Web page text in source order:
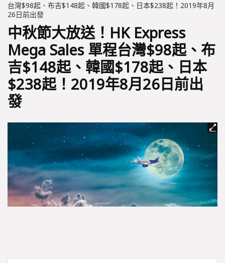
台灣$98起、布吉$148起、韓國$178起、日本$238起！2019年8月
26日前出發
中秋節大放送！HK Express
Mega Sales 單程台灣$98起、布
吉$148起、韓國$178起、日本
$238起！2019年8月26日前出
發